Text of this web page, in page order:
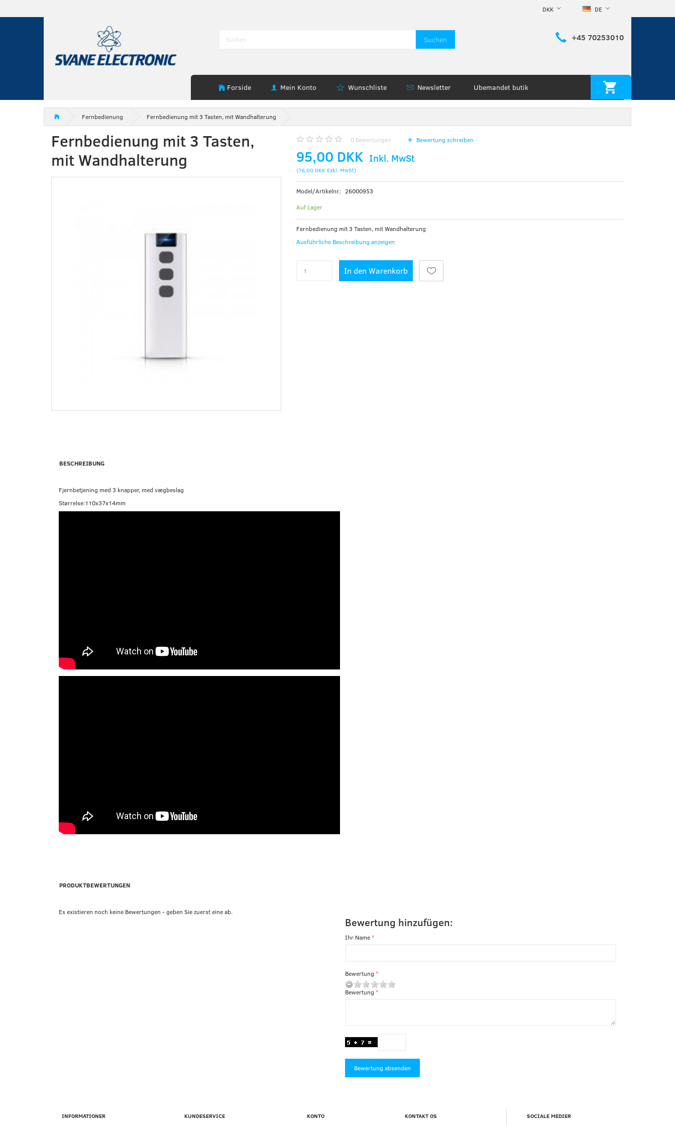
DE
DKK
Suchen +45 70253010
Forside Mein Konto Wunschliste Newsletter Ubemandet butik
Fernbedienung Fernbedienung mit 3 Tasten, mit Wandhalterung
Fernbedienung mit 3 Tasten,
mit Wandhalterung
0Bewertungen Bewertung schreiben
95,00 DKK Inkl. MwSt
(76,00 DKKExkl. MwSt)
Model/Artikelnr.: 26000953
Auf Lager
Fernbedienung mit 3 Tasten, mit Wandhalterung
Ausführliche Beschreibung anzeigen
In den Warenkorb
BESCHREIBUNG
Fjernbetjening med 3 knapper, med vægbeslag
Størrelse:110x37x14mm
PRODUKTBEWERTUNGEN
Es existieren noch keine Bewertungen - geben Sie zuerst eine ab.
Bewertung hinzufügen:
Ihr Name
Bewertung
Bewertung
Bewertung absenden
INFORMATIONER KUNDESERVICE KONTO KONTAKT OS SOCIALE MEDIER